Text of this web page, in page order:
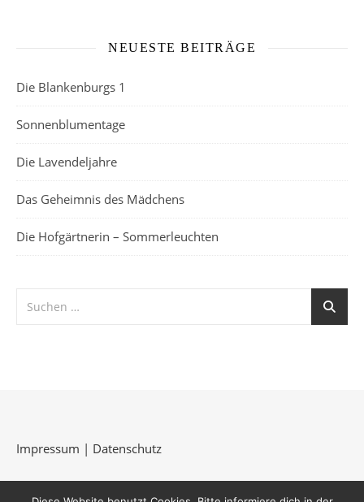
NEUESTE BEITRÄGE
Die Blankenburgs 1
Sonnenblumentage
Die Lavendeljahre
Das Geheimnis des Mädchens
Die Hofgärtnerin – Sommerleuchten
Impressum | Datenschutz